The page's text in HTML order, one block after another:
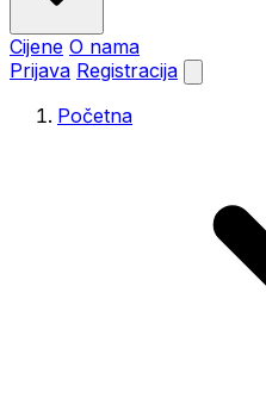
Cijene O nama
Prijava Registracija
Početna